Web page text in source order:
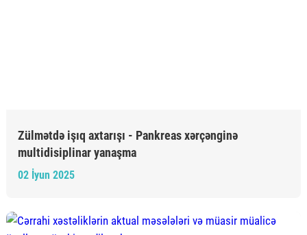
Zülmətdə işıq axtarışı - Pankreas xərçənginə
multidisiplinar yanaşma
02 İyun 2025